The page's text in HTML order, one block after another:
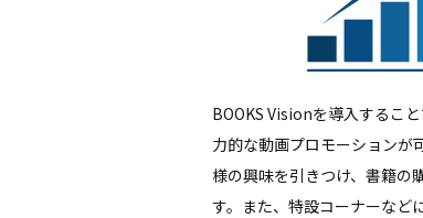
BOOKS Visionを導入するこ
力的な動画プロモーションが
様の興味を引きつけ、書籍の
す。また、特設コーナーなど